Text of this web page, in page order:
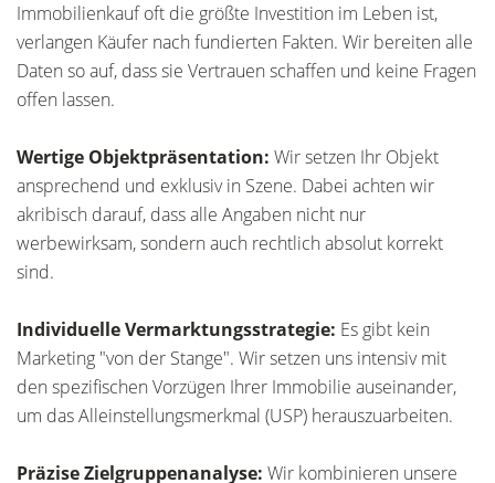
Immobilienkauf oft die größte Investition im Leben ist,
verlangen Käufer nach fundierten Fakten. Wir bereiten alle
Daten so auf, dass sie Vertrauen schaffen und keine Fragen
offen lassen.
Wertige Objektpräsentation: Wir setzen Ihr Objekt
ansprechend und exklusiv in Szene. Dabei achten wir
akribisch darauf, dass alle Angaben nicht nur
werbewirksam, sondern auch rechtlich absolut korrekt
sind.
Individuelle Vermarktungsstrategie: Es gibt kein
Marketing "von der Stange". Wir setzen uns intensiv mit
den spezifischen Vorzügen Ihrer Immobilie auseinander,
um das Alleinstellungsmerkmal (USP) herauszuarbeiten.
Präzise Zielgruppenanalyse: Wir kombinieren unsere